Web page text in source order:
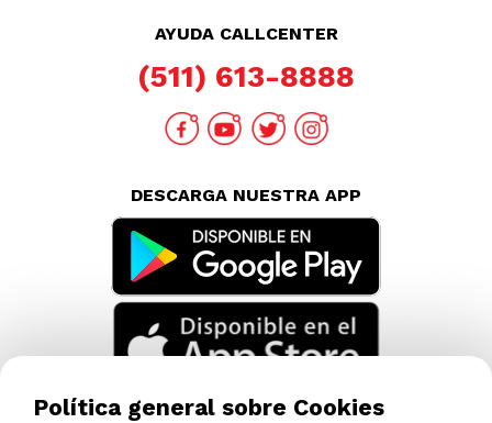
AYUDA CALLCENTER
(511) 613-8888
DESCARGA NUESTRA APP
Política general sobre Cookies